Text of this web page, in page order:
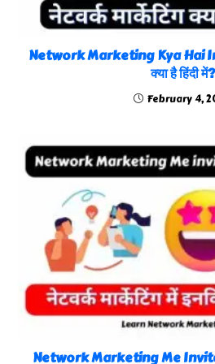
Network Marketing Kya Hai In
क्या है हिंदी में?
February 4,
Network Marketing Me